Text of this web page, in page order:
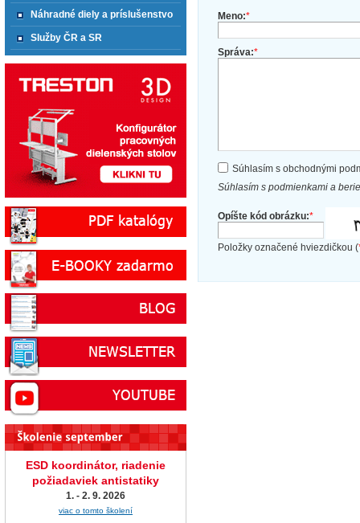
Meno:*
Správa:*
Súhlasím s obchodnými
Súhlasím s podmienkami a
Opíšte kód obrázku:*
Položky označené hviezdičkou (
Náhradné diely a príslušenstvo
Služby ČR a SR
ESD koordinátor, riadenie
požiadaviek antistatiky
1. - 2. 9. 2026
viac o tomto školení